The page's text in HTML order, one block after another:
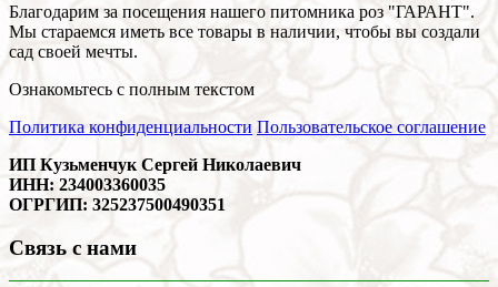
Благодарим за посещения нашего питомника роз "ГАРАНТ".
Мы стараемся иметь все товары в наличии, чтобы вы создали
сад своей мечты.
Ознакомьтесь с полным текстом
Политика конфиденциальности Пользовательское соглашение
ИП Кузьменчук Сергей Николаевич
ИНН: 234003360035
ОГРГИП: 325237500490351
Связь с нами